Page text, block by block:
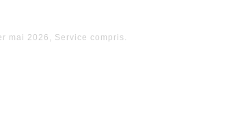
mai 2026, Service compris.